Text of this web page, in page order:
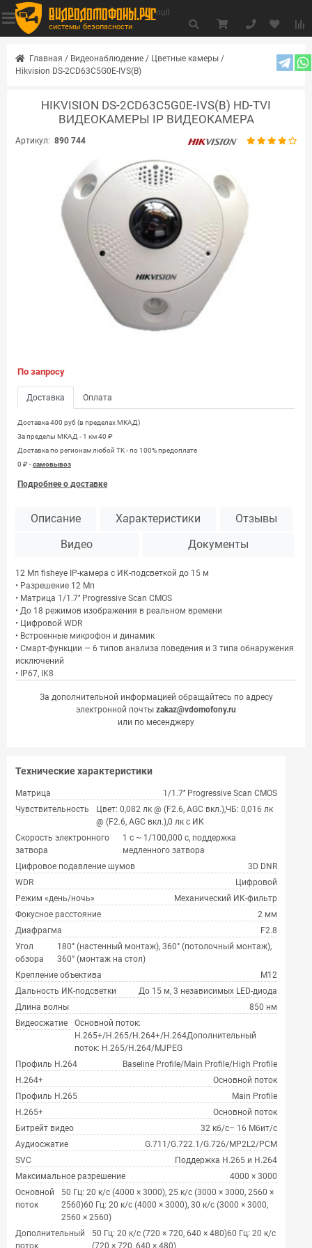
видеодомофоны.рус
системы безопасности
null
Главная / Видеонаблюдение / Цветные камеры /
Hikvision DS-2CD63C5G0E-IVS(B)
HIKVISION DS-2CD63C5G0E-IVS(B) HD-TVI
ВИДЕОКАМЕРЫ IP ВИДЕОКАМЕРА
Артикул: 890 744
По запросу
Доставка Оплата
Доставка 400 руб (в пределах МКАД)
За пределы МКАД - 1 км 40 ₽
Доставка по регионам любой TK - по 100% предоплате
0 ₽ -самовывоз
Подробнее о доставке
Описание Характеристики Отзывы
Видео Документы
12 Мп fisheye IP-камера с ИК-подсветкой до 15 м
• Разрешение 12 Мп
• Матрица 1/1.7’’ Progressive Scan CMOS
• До 18 режимов изображения в реальном времени
• Цифровой WDR
• Встроенные микрофон и динамик
• Смарт-функции — 6 типов анализа поведения и 3 типа обнаружения
исключений
• IP67, IK8
За дополнительной информацией обращайтесь по адресу
электронной почты zakaz@vdomofony.ru
или по месенджеру
Технические характеристики
Матрица
1/1.7’’ Progressive Scan CMOS
Чувствительность
Цвет: 0,082 лк @ (F2.6, AGC вкл.),ЧБ: 0,016 лк
@ (F2.6, AGC вкл.),0 лк с ИК
Скорость электронного
затвора
1 с ~ 1/100,000 с, поддержка
медленного затвора
Цифровое подавление шумов
3D DNR
WDR
Цифровой
Режим «день/ночь»
Механический ИК-фильтр
Фокусное расстояние
2 мм
Диафрагма
F2.8
Угол
обзора
180° (настенный монтаж), 360° (потолочный монтаж),
360° (монтаж на стол)
Крепление объектива
M12
Дальность ИК-подсветки
До 15 м, 3 независимых LED-диода
Длина волны
850 нм
Видеосжатие
Основной поток:
H.265+/H.265/H.264+/H.264Дополнительный
поток: H.265/H.264/MJPEG
Профиль H.264
Baseline Profile/Main Profile/High Profile
H.264+
Основной поток
Профиль H.265
Main Profile
H.265+
Основной поток
Битрейт видео
32 кб/с– 16 Мбит/с
Аудиосжатие
G.711/G.722.1/G.726/MP2L2/PCM
SVC
Поддержка H.265 и H.264
Максимальное разрешение
4000 × 3000
Основной
поток
50 Гц: 20 к/с (4000 × 3000), 25 к/с (3000 × 3000, 2560 ×
2560)60 Гц: 20 к/с (4000 × 3000), 30 к/с (3000 × 3000,
2560 × 2560)
Дополнительный
50 Гц: 20 к/с (720 × 720, 640 × 480)60 Гц: 20 к/с